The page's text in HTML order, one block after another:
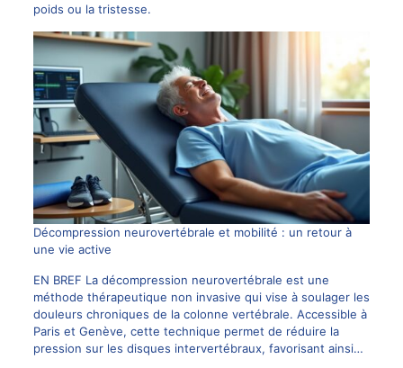
poids ou la tristesse.
Décompression neurovertébrale et mobilité : un retour à
une vie active
EN BREF La décompression neurovertébrale est une
méthode thérapeutique non invasive qui vise à soulager les
douleurs chroniques de la colonne vertébrale. Accessible à
Paris et Genève, cette technique permet de réduire la
pression sur les disques intervertébraux, favorisant ainsi…